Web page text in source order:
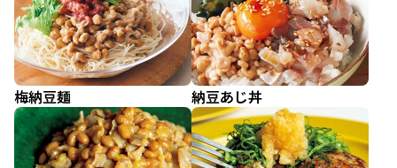
梅納豆麺 納豆あじ丼